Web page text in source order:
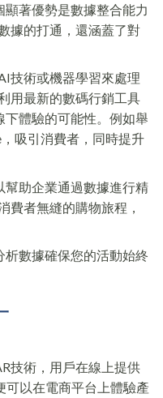
著優勢是數據整合能力
據的打通，還涵蓋了對
技術或機器學習來處理
用最新的數碼行銷工具
下體驗的可能性。例如舉
吸引消費者，同時提升
助企業通過數據進行精
費者無縫的購物旅程，
析數據確保您的活動始終
技術，用戶在線上提供
可以在電商平台上體驗產